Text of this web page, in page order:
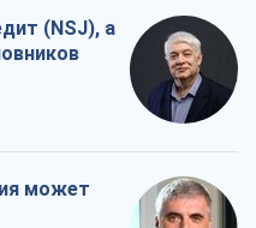
(NSJ), а
может